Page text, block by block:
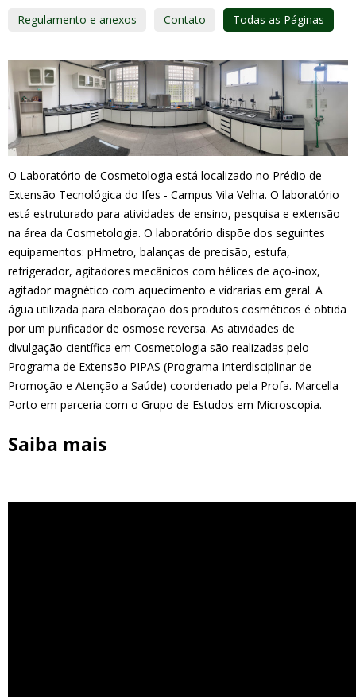
Regulamento e anexos Contato Todas as Páginas
O Laboratório de Cosmetologia está localizado no Prédio de
Extensão Tecnológica do Ifes - Campus Vila Velha. O laboratório
está estruturado para atividades de ensino, pesquisa e extensão
na área da Cosmetologia. O laboratório dispõe dos seguintes
equipamentos: pHmetro, balanças de precisão, estufa,
refrigerador, agitadores mecânicos com hélices de aço-inox,
agitador magnético com aquecimento e vidrarias em geral. A
água utilizada para elaboração dos produtos cosméticos é obtida
por um purificador de osmose reversa. As atividades de
divulgação científica em Cosmetologia são realizadas pelo
Programa de Extensão PIPAS (Programa Interdisciplinar de
Promoção e Atenção a Saúde) coordenado pela Profa. Marcella
Porto em parceria com o Grupo de Estudos em Microscopia.
Saiba mais